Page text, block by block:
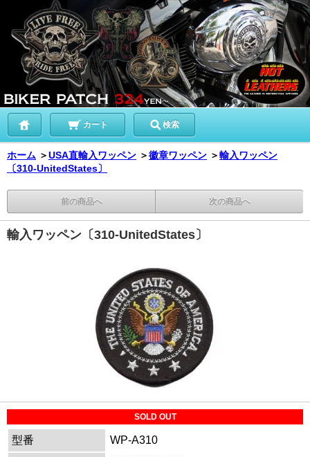
カート 検索
ホーム ＞USA直輸入ワッペン ＞徽章ワッペン ＞輸入ワッペン
〔310-UnitedStates〕
前の商品へ 次の商品へ
輸入ワッペン〔310-UnitedStates〕
SOLD OUT
型番
WP-A310